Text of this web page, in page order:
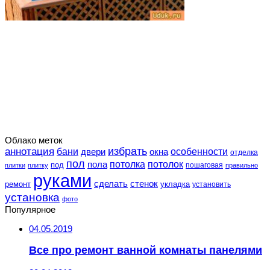
Облако меток
аннотация бани двери избрать окна особенности отделка
плитки плитку под пол пола потолка потолок пошаговая правильно
ремонт руками сделать стенок укладка установить
установка фото
Популярное
04.05.2019
Все про ремонт ванной комнаты панелями